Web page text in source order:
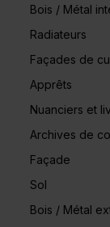
Bois / Métal
Radiateurs
Façades de
Apprêts
Nuanciers et
Archives de
Façade
Sol
Bois / Métal